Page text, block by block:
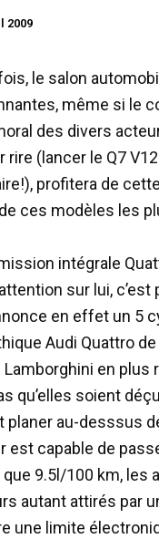
2009
le salon
même si le
des divers
(lancer le Q7
profitera de
ces modèles les
intégrale
sur lui,
en effet un 5
Audi Quattro
Lamborghini en
qu’elles soient
au-desssus
est capable de
9.5l/100 km, les
autant attirés par
une limite